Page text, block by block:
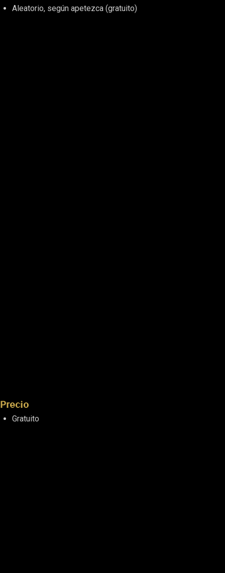
Aleatorio, según apetezca (gratuito)
Precio
Gratuito